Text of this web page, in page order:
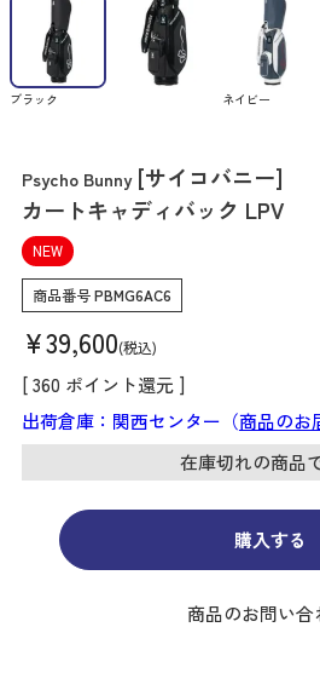
ブラック ネイビー
Psycho Bunny [サイコバニー]
カートキャディバック LPV
NEW
商品番号PBMG6AC6
¥39,600 税込
[360 ポイント還元 ]
出荷倉庫：関西センター（商品のお
在庫切れの商品で
購入する
商品のお問い合